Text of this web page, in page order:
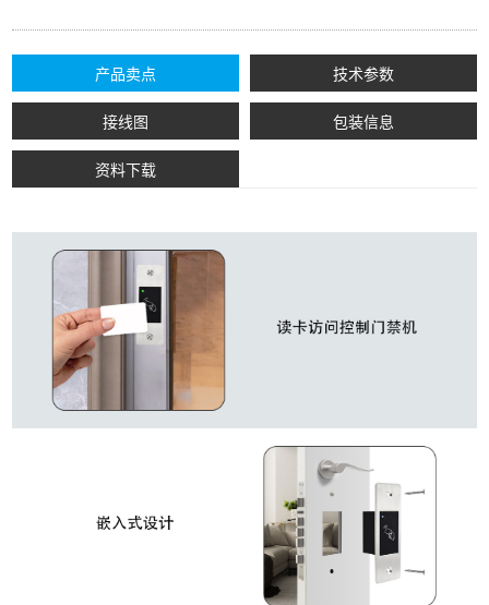
产品卖点 技术参数
接线图 包装信息
资料下载